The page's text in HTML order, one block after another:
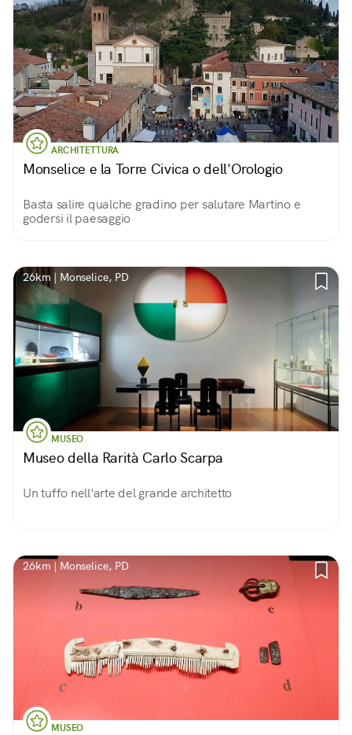
ARCHITETTURA
Monselice e la Torre Civica o dell'Orologio
Basta salire qualche gradino per salutare Martino e
godersi il paesaggio
26km | Monselice, PD
MUSEO
Museo della Rarità Carlo Scarpa
Un tuffo nell'arte del grande architetto
26km | Monselice, PD
MUSEO